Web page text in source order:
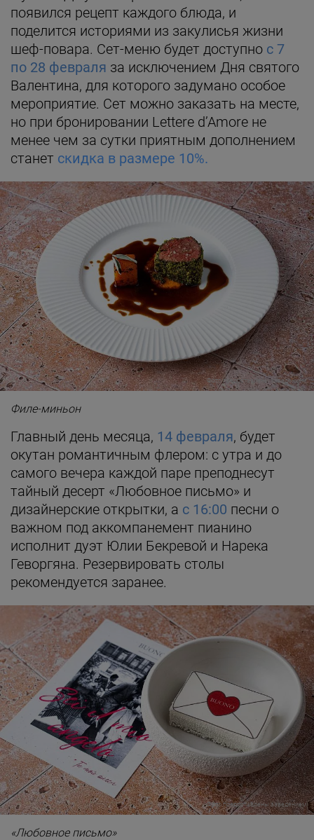
появился рецепт каждого блюда, и
поделится историями из закулисья жизни
шеф-повара. Сет-меню будет доступно с 7
по 28 февраля за исключением Дня святого
Валентина, для которого задумано особое
мероприятие. Сет можно заказать на месте,
но при бронировании Lettere d’Amore не
менее чем за сутки приятным дополнением
станет скидка в размере 10%.
Фото предоставлены заведением
Филе-миньон
Главный день месяца, 14 февраля, будет
окутан романтичным флером: с утра и до
самого вечера каждой паре преподнесут
тайный десерт «Любовное письмо» и
дизайнерские открытки, а с 16:00 песни о
важном под аккомпанемент пианино
исполнит дуэт Юлии Бекревой и Нарека
Геворгяна. Резервировать столы
рекомендуется заранее.
Фото предоставлены заведением
«Любовное письмо»